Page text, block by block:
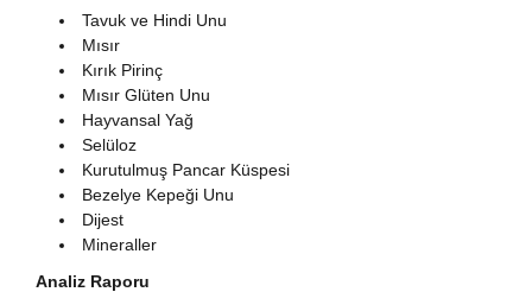
Tavuk ve Hindi Unu
Mısır
Kırık Pirinç
Mısır Glüten Unu
Hayvansal Yağ
Selüloz
Kurutulmuş Pancar Küspesi
Bezelye Kepeği Unu
Dijest
Mineraller
Analiz Raporu